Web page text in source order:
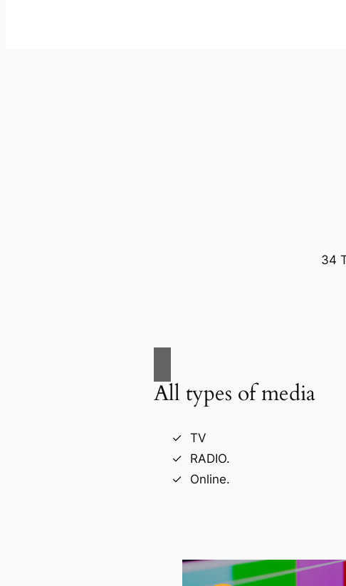
34
All types of media
TV
RADIO.
Online.